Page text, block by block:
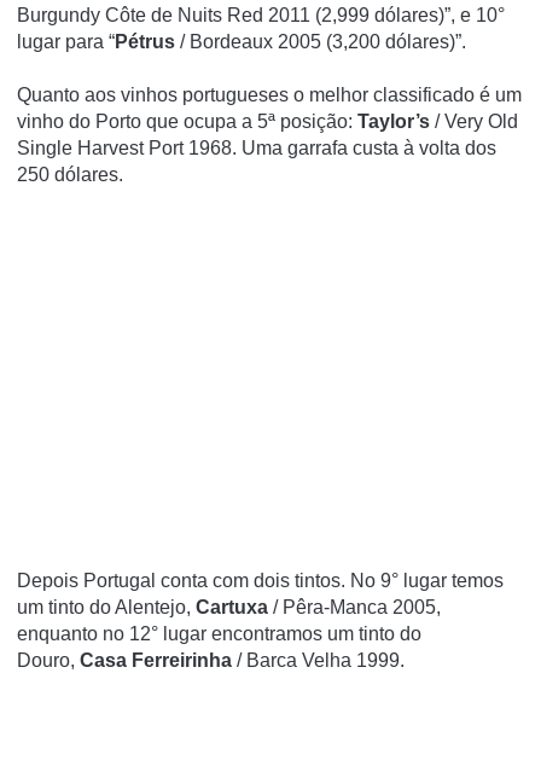
Burgundy Côte de Nuits Red 2011 (2,999 dólares)”, e 10°
lugar para “Pétrus / Bordeaux 2005 (3,200 dólares)”.
Quanto aos vinhos portugueses o melhor classificado é um
vinho do Porto que ocupa a 5ª posição: Taylor’s / Very Old
Single Harvest Port 1968. Uma garrafa custa à volta dos
250 dólares.
Depois Portugal conta com dois tintos. No 9° lugar temos
um tinto do Alentejo, Cartuxa / Pêra-Manca 2005,
enquanto no 12° lugar encontramos um tinto do
Douro, Casa Ferreirinha / Barca Velha 1999.